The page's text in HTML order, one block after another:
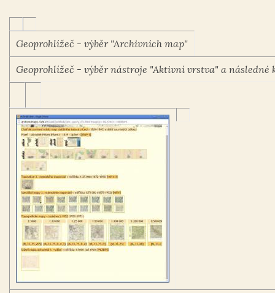
Geoprohlížeč - výběr "Archivních map"
Geoprohlížeč - výběr nástroje "Aktivní vrstva" a následné